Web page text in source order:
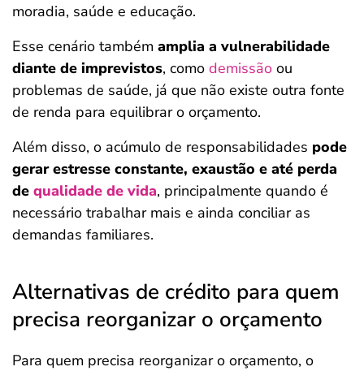
moradia, saúde e educação.
Esse cenário também amplia a vulnerabilidade
diante de imprevistos, como demissão ou
problemas de saúde, já que não existe outra fonte
de renda para equilibrar o orçamento.
Além disso, o acúmulo de responsabilidades pode
gerar estresse constante, exaustão e até perda
de qualidade de vida, principalmente quando é
necessário trabalhar mais e ainda conciliar as
demandas familiares.
Alternativas de crédito para quem
precisa reorganizar o orçamento
Para quem precisa reorganizar o orçamento, o